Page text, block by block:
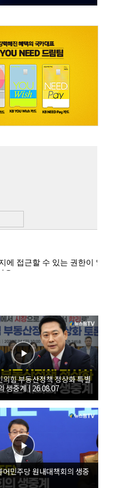
힘 부동산정책 정상화 특별
생중계 | 26.08.07
민주당 원내대책회의 생중